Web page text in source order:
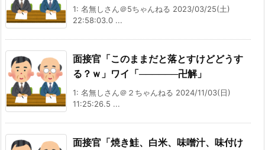
1: 名無しさん＠5ちゃんねる 2023/03/25(土)
22:58:03.0 ...
面接官「このままだと落とすけどどうす
る？ｗ」ワイ「──────卍解」
1: 名無しさん＠２ちゃんねる 2024/11/03(日)
11:25:26.5 ...
面接官「焼き鮭、白米、味噌汁、味付け